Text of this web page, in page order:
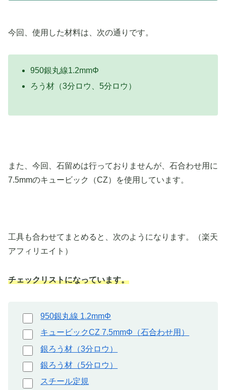
今回、使用した材料は、次の通りです。
950銀丸線1.2mmΦ
ろう材（3分ロウ、5分ロウ）
また、今回、石留めは行っておりませんが、石合わせ用に
7.5mmのキュービック（CZ）を使用しています。
工具も合わせてまとめると、次のようになります。（楽天
アフィリエイト）
チェックリストになっています。
950銀丸線 1.2mmΦ
キュービックCZ 7.5mmΦ（石合わせ用）
銀ろう材（3分ロウ）
銀ろう材（5分ロウ）
スチール定規